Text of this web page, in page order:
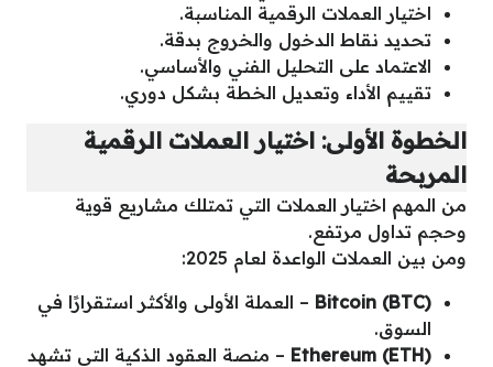
اختيار العملات الرقمية المناسبة.
تحديد نقاط الدخول والخروج بدقة.
الاعتماد على التحليل الفني والأساسي.
تقييم الأداء وتعديل الخطة بشكل دوري.
الخطوة الأولى: اختيار العملات الرقمية
المربحة
من المهم اختيار العملات التي تمتلك مشاريع قوية
وحجم تداول مرتفع.
ومن بين العملات الواعدة لعام 2025:
Bitcoin (BTC) – العملة الأولى والأكثر استقرارًا في
السوق.
Ethereum (ETH) – منصة العقود الذكية التي تشهد